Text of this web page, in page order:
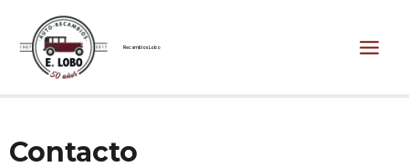
contenido
Recambios Lobo
Contacto